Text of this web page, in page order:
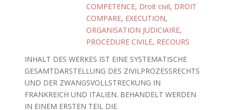
COMPETENCE, Droit civil, DROIT
COMPARE, EXECUTION,
ORGANISATION JUDICIAIRE,
PROCEDURE CIVILE, RECOURS
INHALT DES WERKES IST EINE SYSTEMATISCHE
GESAMTDARSTELLUNG DES ZIVILPROZESSRECHTS
UND DER ZWANGSVOLLSTRECKUNG IN
FRANKREICH UND ITALIEN. BEHANDELT WERDEN
IN EINEM ERSTEN TEIL DIE